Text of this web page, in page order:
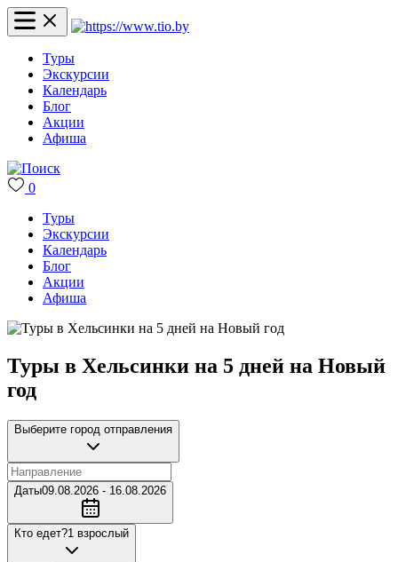
Туры
Экскурсии
Календарь
Блог
Акции
Афиша
0
Туры
Экскурсии
Календарь
Блог
Акции
Афиша
Туры в Хельсинки на 5 дней на Новый
год
Выберите город отправления
Даты09.08.2026 - 16.08.2026
Кто едет?1 взрослый